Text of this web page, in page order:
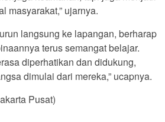
masyarakat,” ujarnya.
langsung ke lapangan, berharap
terus semangat belajar.
diperhatikan dan didukung,
dimulai dari mereka,” ucapnya.
Pusat)